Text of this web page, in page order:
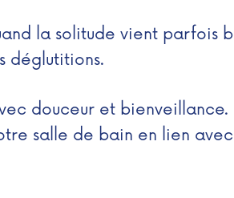
la solitude vient parfois
déglutitions.
douceur et bienveillance.
salle de bain en lien